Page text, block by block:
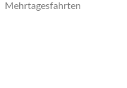
Mehrtagesfahrten